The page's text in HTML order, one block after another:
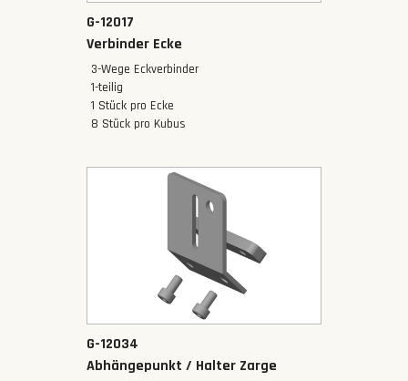
G-12017
Verbinder Ecke
3-Wege Eckverbinder
‍1-teilig
1 Stück pro Ecke
8 Stück pro Kubus
G-12034
Abhängepunkt / Halter Zarge